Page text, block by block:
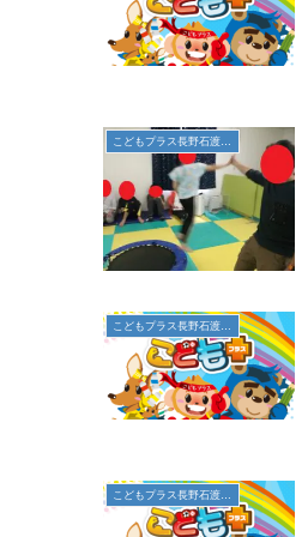
こどもプラス長野石渡教室
こどもプラス長野石渡教室